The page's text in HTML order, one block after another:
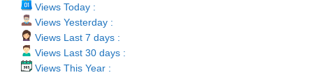
Views Today :
Views Yesterday :
Views Last 7 days :
Views Last 30 days :
Views This Year :